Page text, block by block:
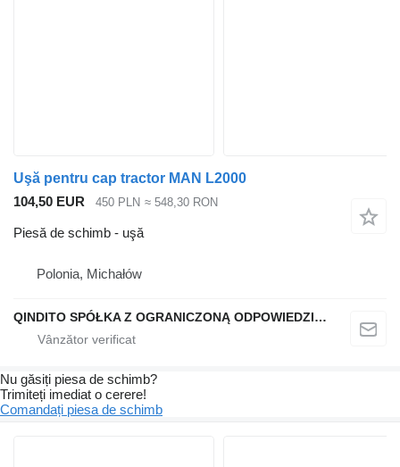
Uşă pentru cap tractor MAN L2000
104,50 EUR
450 PLN ≈ 548,30 RON
Piesă de schimb - uşă
Polonia, Michałów
QINDITO SPÓŁKA Z OGRANICZONĄ ODPOWIEDZIALNOŚCIĄ
Nu găsiți piesa de schimb?
Trimiteți imediat o cerere!
Comandați piesa de schimb